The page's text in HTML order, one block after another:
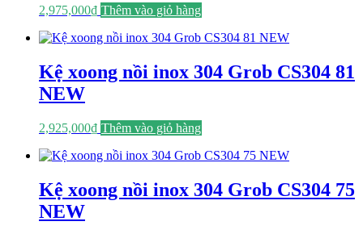
2,975,000₫ Thêm vào giỏ hàng
Kệ xoong nồi inox 304 Grob CS304 81
NEW
2,925,000₫ Thêm vào giỏ hàng
Kệ xoong nồi inox 304 Grob CS304 75
NEW